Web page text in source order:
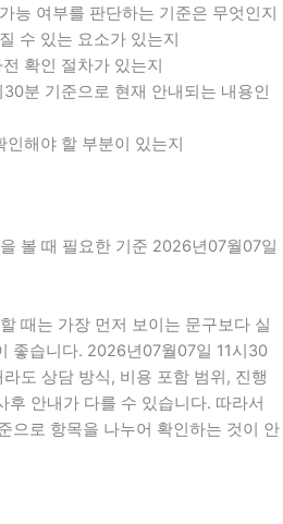
능 여부를 판단하는 기준은 무엇인지
수 있는 요소가 있는지
확인 절차가 있는지
분 기준으로 현재 안내되는 내용인
인해야 할 부분이 있는지
볼 때 필요한 기준 2026년07월07일
때는 가장 먼저 보이는 문구보다 실
좋습니다. 2026년07월07일 11시30
도 상담 방식, 비용 포함 범위, 진행
후 안내가 다를 수 있습니다. 따라서
으로 항목을 나누어 확인하는 것이 안